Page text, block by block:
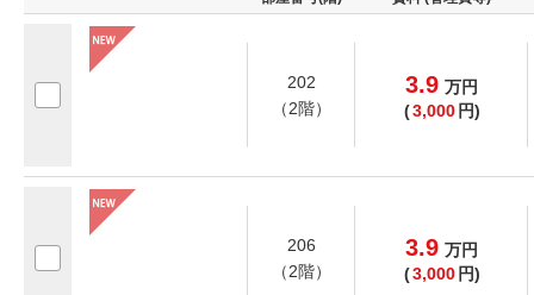
202
（2階）
3.9 万円
(3,000 円)
206
（2階）
3.9 万円
(3,000 円)